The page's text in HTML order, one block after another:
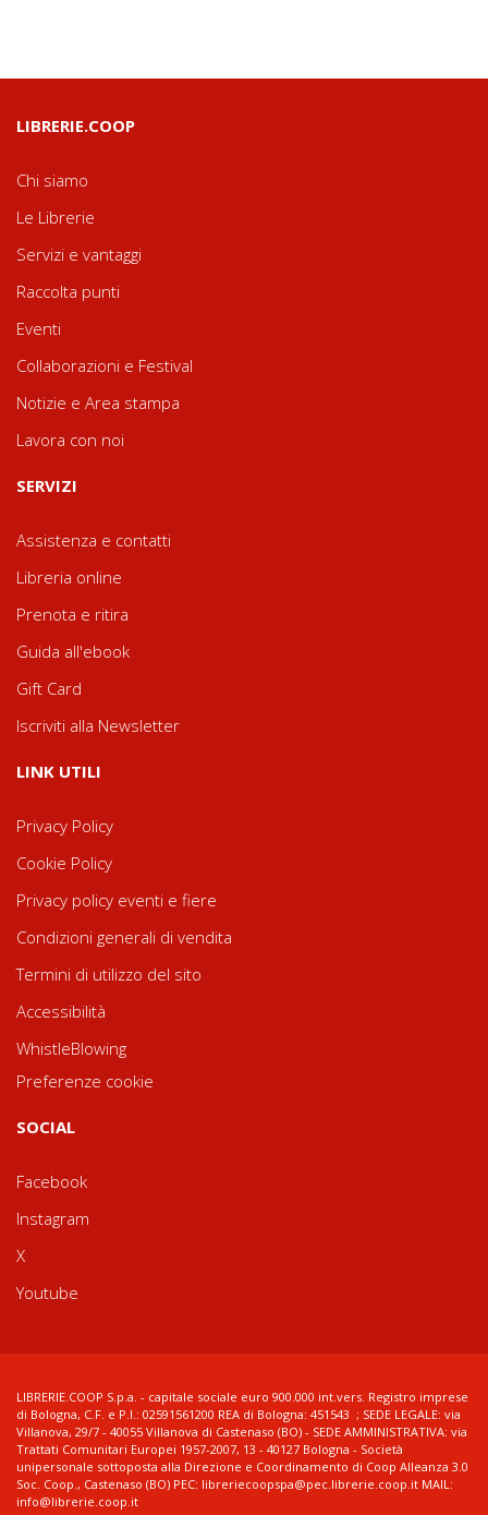
LIBRERIE.COOP
Chi siamo
Le Librerie
Servizi e vantaggi
Raccolta punti
Eventi
Collaborazioni e Festival
Notizie e Area stampa
Lavora con noi
SERVIZI
Assistenza e contatti
Libreria online
Prenota e ritira
Guida all'ebook
Gift Card
Iscriviti alla Newsletter
LINK UTILI
Privacy Policy
Cookie Policy
Privacy policy eventi e fiere
Condizioni generali di vendita
Termini di utilizzo del sito
Accessibilità
WhistleBlowing
Preferenze cookie
SOCIAL
Facebook
Instagram
X
Youtube
LIBRERIE.COOP S.p.a. - capitale sociale euro 900.000 int.vers. Registro imprese
di Bologna, C.F. e P.I.: 02591561200 REA di Bologna: 451543 ; SEDE LEGALE: via
Villanova, 29/7 - 40055 Villanova di Castenaso (BO) - SEDE AMMINISTRATIVA: via
Trattati Comunitari Europei 1957-2007, 13 - 40127 Bologna - Società
unipersonale sottoposta alla Direzione e Coordinamento di Coop Alleanza 3.0
Soc. Coop., Castenaso (BO) PEC: libreriecoopspa@pec.librerie.coop.it MAIL:
info@librerie.coop.it